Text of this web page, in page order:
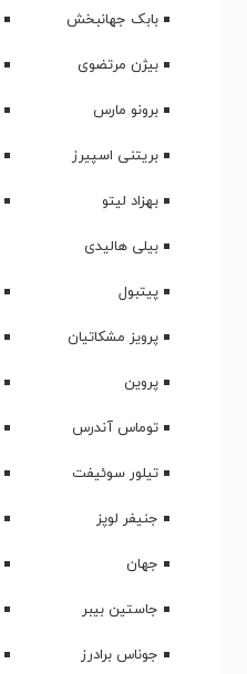
بابک جهانبخش
بیژن مرتضوی
برونو مارس
بریتنی اسپیرز
بهزاد لیتو
بیلی هالیدی
پیتبول
پرویز مشکاتیان
پروین
توماس آندرس
تیلور سوئیفت
جنیفر لوپز
جهان
جاستین بیبر
جوناس برادرز